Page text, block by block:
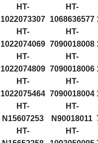
HT-
1022073307
HT-
1068636577
HT-
1022074069
HT-
7090018008
HT-
1022074809
HT-
7090018006
HT-
1022075464
HT-
7090018004
HT-
N15607253
HT-
N90018011
HT-
HT-